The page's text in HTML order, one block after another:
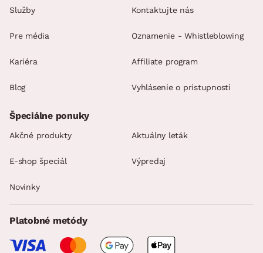
Služby
Pre média
Kariéra
Blog
Kontaktujte nás
Oznamenie - Whistleblowing
Affiliate program
Vyhlásenie o prístupnosti
Špeciálne ponuky
Akčné produkty Aktuálny leták
E-shop špeciál Výpredaj
Novinky
Platobné metódy